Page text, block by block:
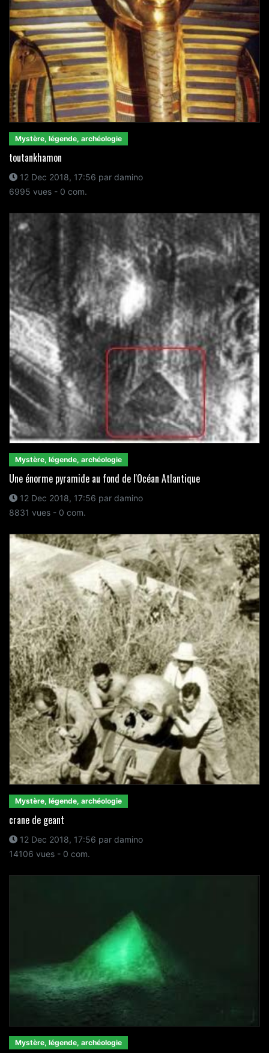
Mystère, légende, archéologie
toutankhamon
12 Dec 2018, 17:56 par damino
6995 vues - 0 com.
Mystère, légende, archéologie
Une énorme pyramide au fond de l'Océan Atlantique
12 Dec 2018, 17:56 par damino
8831 vues - 0 com.
Mystère, légende, archéologie
crane de geant
12 Dec 2018, 17:56 par damino
14106 vues - 0 com.
Mystère, légende, archéologie